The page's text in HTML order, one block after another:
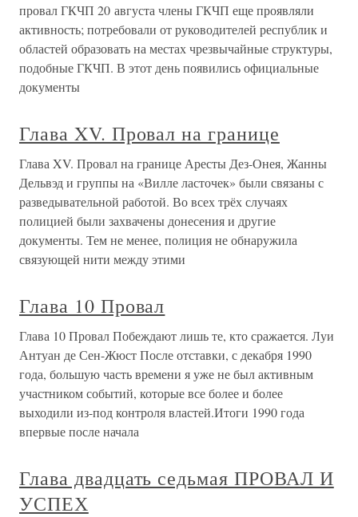
провал ГКЧП 20 августа члены ГКЧП еще проявляли
активность; потребовали от руководителей республик и
областей образовать на местах чрезвычайные структуры,
подобные ГКЧП. В этот день появились официальные
документы
Глава XV. Провал на границе
Глава XV. Провал на границе Аресты Дез-Онея, Жанны
Дельвэд и группы на «Вилле ласточек» были связаны с
разведывательной работой. Во всех трёх случаях
полицией были захвачены донесения и другие
документы. Тем не менее, полиция не обнаружила
связующей нити между этими
Глава 10 Провал
Глава 10 Провал Побеждают лишь те, кто сражается. Луи
Антуан де Сен-Жюст После отставки, с декабря 1990
года, большую часть времени я уже не был активным
участником событий, которые все более и более
выходили из-под контроля властей.Итоги 1990 года
впервые после начала
Глава двадцать седьмая ПРОВАЛ И
УСПЕХ